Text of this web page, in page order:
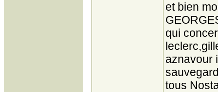
et bien
qui
aznavour
tous